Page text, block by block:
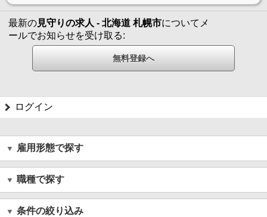
最新の見守りの求人 - 北海道 札幌市についてメ
ールでお知らせを受け取る:
ログイン
雇用形態で探す
職種で探す
条件の絞り込み